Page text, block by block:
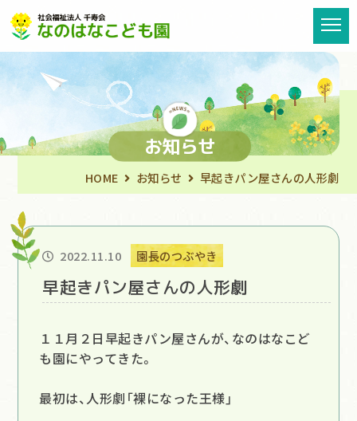
お知らせ
HOME お知らせ 早起きパン屋さんの人形劇
2022.11.10 園長のつぶやき
早起きパン屋さんの人形劇
１１月２日早起きパン屋さんが、なのはなこど
も園にやってきた。
最初は、人形劇「裸になった王様」